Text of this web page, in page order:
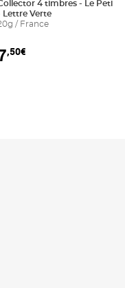
au panier
4 timbres - Le Petit
Lettre Verte
/ France
,50€